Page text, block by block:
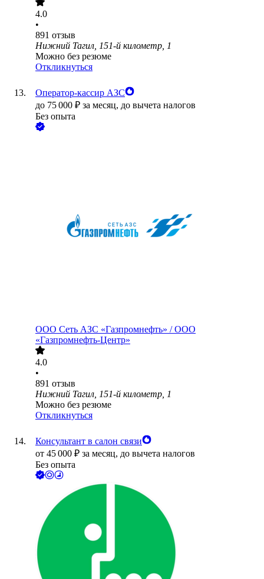
4.0
•
891 отзыв
Нижний Тагил, 151-й километр, 1
Можно без резюме
Откликнуться
Оператор-кассир АЗС
до 75 000 ₽ за месяц, до вычета налогов
Без опыта
ООО Сеть АЗС «Газпромнефть» / ООО
«Газпромнефть-Центр»
4.0
•
891 отзыв
Нижний Тагил, 151-й километр, 1
Можно без резюме
Откликнуться
Консультант в салон связи
от 45 000 ₽ за месяц, до вычета налогов
Без опыта